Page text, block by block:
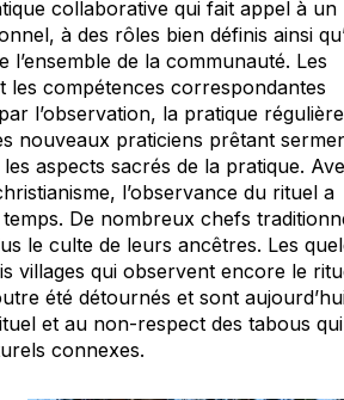
collaborative qui fait appel à un
à des rôles bien définis ainsi
l’ensemble de la communauté. Les
les compétences correspondantes
l’observation, la pratique régulière
nouveaux praticiens prêtant
aspects sacrés de la pratique.
l’observance du rituel a
De nombreux chefs
le culte de leurs ancêtres. Les
villages qui observent encore le
été détournés et sont
et au non-respect des tabous
connexes.